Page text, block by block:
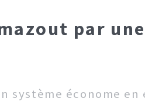
par
système économe en